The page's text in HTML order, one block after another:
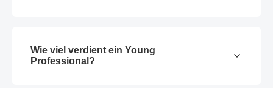
Wie viel verdient ein Young
Professional?